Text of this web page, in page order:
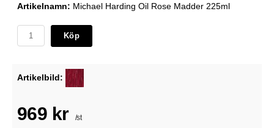
Artikelnamn: Michael Harding Oil Rose Madder 225ml
Köp
Artikelbild:
969 kr /st